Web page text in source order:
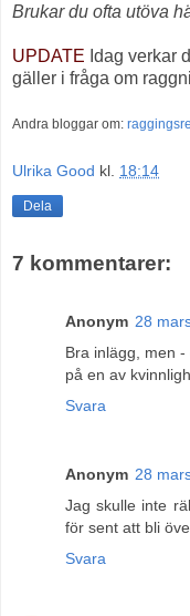
Brukar du ofta utöva
UPDATE Idag verkar
gäller i fråga om
Andra bloggar om:
Ulrika Good kl. 18:14
Dela
7 kommentarer:
Anonym 28
Bra inlägg, men
på en av
Svara
Anonym 28
Jag skulle inte
för sent att bli
Svara